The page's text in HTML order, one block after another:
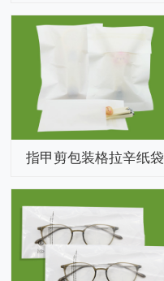
指甲剪包装格拉辛纸袋